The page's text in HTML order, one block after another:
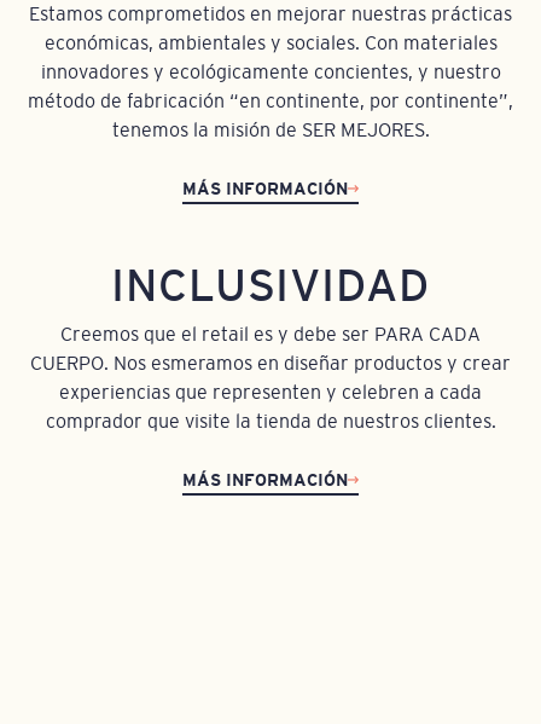
Estamos comprometidos en mejorar nuestras prácticas
económicas, ambientales y sociales. Con materiales
innovadores y ecológicamente concientes, y nuestro
método de fabricación “en continente, por continente”,
tenemos la misión de SER MEJORES.
MÁS INFORMACIÓN
INCLUSIVIDAD
Creemos que el retail es y debe ser PARA CADA
CUERPO. Nos esmeramos en diseñar productos y crear
experiencias que representen y celebren a cada
comprador que visite la tienda de nuestros clientes.
MÁS INFORMACIÓN